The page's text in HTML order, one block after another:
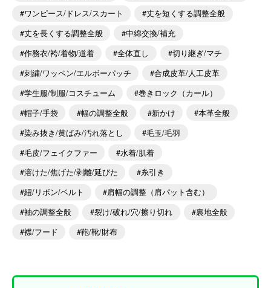
ワンピース/ドレス/スカート
丈を短くする調整全般
丈を長くする調整全般
中綿交換/補充
作務衣/袴/着物/道着
全体直し
切り継ぎ/マチ
刺繍/ワッペン/エルボーパッチ
合成皮革/人工皮革
学生服/制服/コスチューム
巻きロック（カール）
帽子/手袋
幅の調整全般 新かけ
本革全般
染み抜き/黄ばみ/汚れ落とし
毛玉/毛羽
毛皮/フェイクファー
水着/肌着
溶けた/焦げた/剥離/延びた
糸引き
紐/リボン/ベルト
肩幅の調整（肩パット含む）
袖の調整全般
裂け/破れ/穴/擦り切れ
裏地全般
襟/フード
鞄/靴/財布